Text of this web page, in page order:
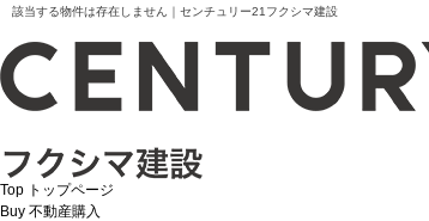
該当する物件は存在しません｜センチュリー21フクシマ建設
Top トップページ
Buy 不動産購入